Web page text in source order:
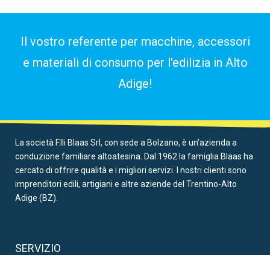
Il vostro referente per macchine, accessori
e materiali di consumo per l'edilizia in Alto
Adige!
La società F.lli Blaas Srl, con sede a Bolzano, è un’azienda a
conduzione familiare altoatesina. Dal 1962 la famiglia Blaas ha
cercato di offrire qualità e i migliori servizi. I nostri clienti sono
imprenditori edili, artigiani e altre aziende del Trentino-Alto
Adige (BZ).
SERVIZIO